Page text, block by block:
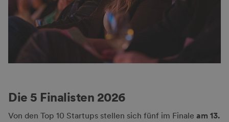
Die 5 Finalisten 2026
Von den Top 10 Startups stellen sich fünf im Finale am 13.